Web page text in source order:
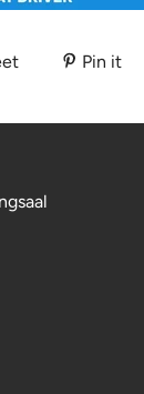
Pin it